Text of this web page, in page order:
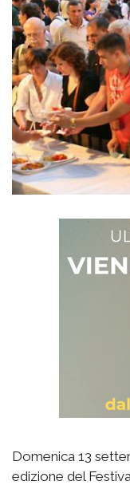
Domenica 13
edizione del